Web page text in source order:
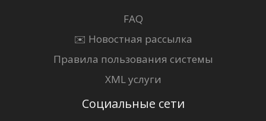
FAQ
✉️ Новостная рассылка
Правила пользования системы
XML услуги
Социальные сети